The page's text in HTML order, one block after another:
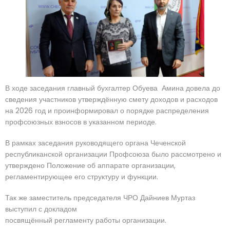
В ходе заседания главный бухгалтер Обуева Амина довела до
сведения участников утверждённую смету доходов и расходов
на 2026 год и проинформировал о порядке распределения
профсоюзных взносов в указанном периоде.
В рамках заседания руководящего органа Чеченской
республиканской организации Профсоюза было рассмотрено и
утверждено Положение об аппарате организации,
регламентирующее его структуру и функции.
Так же заместитель председателя ЧРО Дайниев Муртаз
выступил с докладом
посвящённый регламенту работы организации.